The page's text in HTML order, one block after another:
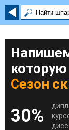
Сезон
30%